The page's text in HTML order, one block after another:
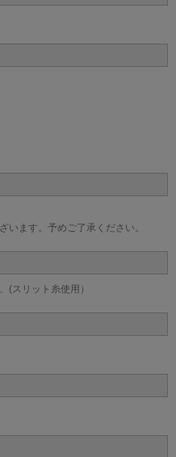
ます。予めご了承ください。
(スリット糸使用）